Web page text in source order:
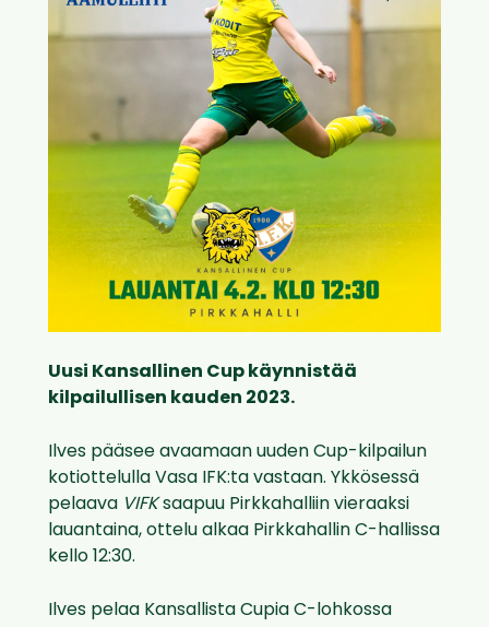
Uusi Kansallinen Cup käynnistää
kilpailullisen kauden 2023.
Ilves pääsee avaamaan uuden Cup-kilpailun
kotiottelulla Vasa IFK:ta vastaan. Ykkösessä
pelaava VIFKsaapuu Pirkkahalliin vieraaksi
lauantaina, ottelu alkaa Pirkkahallin C-hallissa
kello 12:30.
Ilves pelaa Kansallista Cupia C-lohkossa